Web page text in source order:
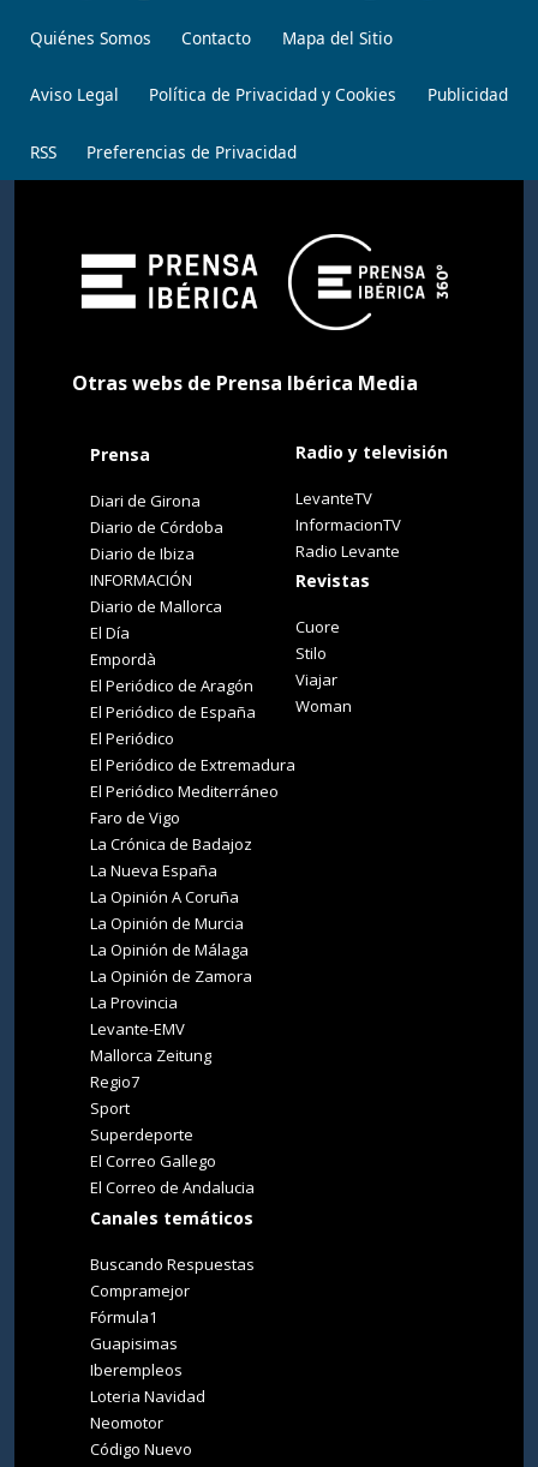
Quiénes Somos Contacto Mapa del Sitio
Aviso Legal Política de Privacidad y Cookies Publicidad
RSS Preferencias de Privacidad
Otras webs de Prensa Ibérica Media
Prensa
Diari de Girona
Diario de Córdoba
Diario de Ibiza
INFORMACIÓN
Diario de Mallorca
El Día
Empordà
El Periódico de Aragón
El Periódico de España
El Periódico
El Periódico de Extremadura
El Periódico Mediterráneo
Faro de Vigo
La Crónica de Badajoz
La Nueva España
La Opinión A Coruña
La Opinión de Murcia
La Opinión de Málaga
La Opinión de Zamora
La Provincia
Levante-EMV
Mallorca Zeitung
Regio7
Sport
Superdeporte
El Correo Gallego
El Correo de Andalucia
Canales temáticos
Buscando Respuestas
Compramejor
Fórmula1
Guapisimas
Iberempleos
Loteria Navidad
Neomotor
Código Nuevo
Radio y televisión
LevanteTV
InformacionTV
Radio Levante
Revistas
Cuore
Stilo
Viajar
Woman